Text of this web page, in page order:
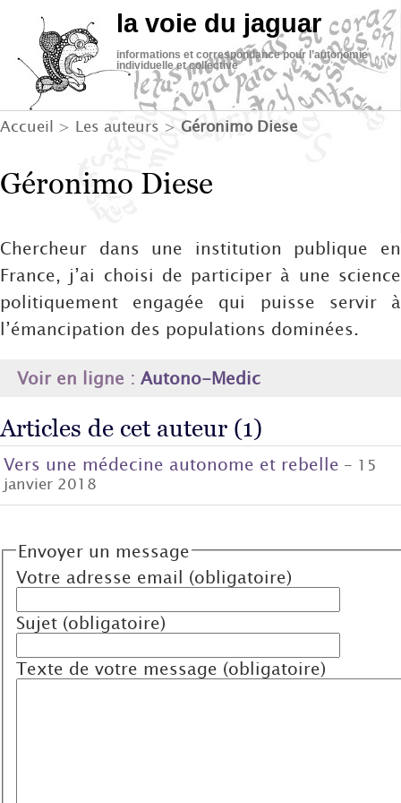
la voie du jaguar
informations et correspondance pour l’autonomie
individuelle et collective
Accueil > Les auteurs > Géronimo Diese
Géronimo Diese
Chercheur dans une institution publique en
France, j’ai choisi de participer à une science
politiquement engagée qui puisse servir à
l’émancipation des populations dominées.
Voir en ligne :Autono-Medic
Articles de cet auteur (1)
Vers une médecine autonome et rebelle - 15
janvier 2018
Envoyer un message
Votre adresse email (obligatoire)
Sujet (obligatoire)
Texte de votre message (obligatoire)